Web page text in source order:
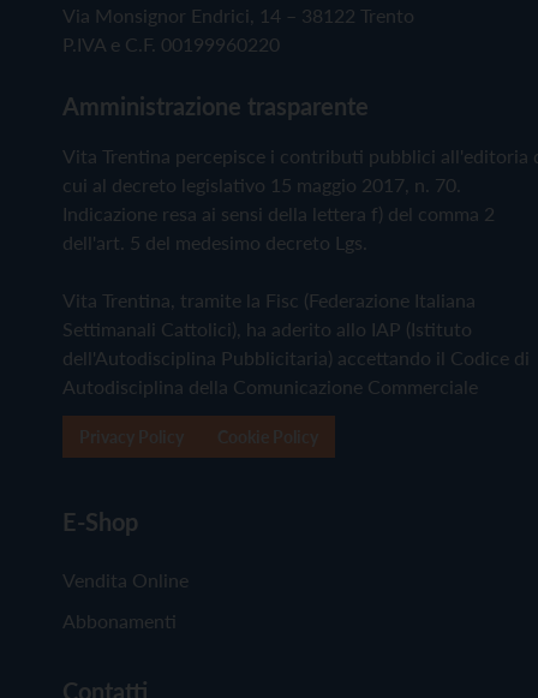
Via Monsignor Endrici, 14 – 38122 Trento
P.IVA e C.F. 00199960220
Amministrazione trasparente
Vita Trentina percepisce i contributi pubblici all'editoria
cui al decreto legislativo 15 maggio 2017, n. 70.
Indicazione resa ai sensi della lettera f) del comma 2
dell'art. 5 del medesimo decreto Lgs.
Vita Trentina, tramite la Fisc (Federazione Italiana
Settimanali Cattolici), ha aderito allo IAP (Istituto
dell'Autodisciplina Pubblicitaria) accettando il Codice di
Autodisciplina della Comunicazione Commerciale
E-Shop
Vendita Online
Abbonamenti
Contatti